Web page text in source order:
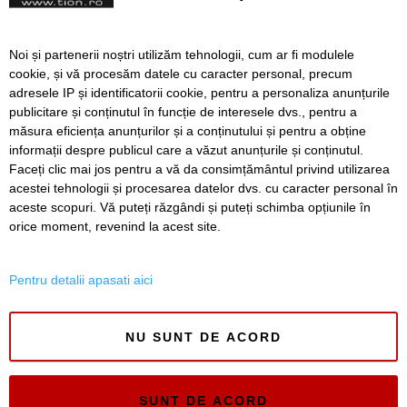
Gabriel Liiceanu și Horia
Roman Patapievici, printre
scriitorii invitați la Bookfest
Înapoi Înainte
SERVICII Redactia
Folosinta Cookie-urilor
Noi și partenerii noștri utilizăm tehnologii, cum ar fi modulele
cookie, și vă procesăm datele cu caracter personal, precum
adresele IP și identificatorii cookie, pentru a personaliza anunțurile
publicitare și conținutul în funcție de interesele dvs., pentru a
măsura eficiența anunțurilor și a conținutului și pentru a obține
informații despre publicul care a văzut anunțurile și conținutul.
Faceți clic mai jos pentru a vă da consimțământul privind utilizarea
acestei tehnologii și procesarea datelor dvs. cu caracter personal în
aceste scopuri. Vă puteți răzgândi și puteți schimba opțiunile în
orice moment, revenind la acest site.
Pentru detalii apasati aici
NU SUNT DE ACORD
SUNT DE ACORD